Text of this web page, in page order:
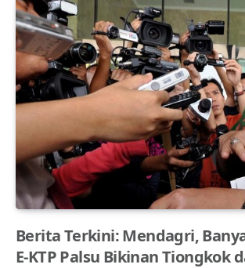
Berita Terkini: Mendagri,
E-KTP Palsu Bikinan Tiongkok